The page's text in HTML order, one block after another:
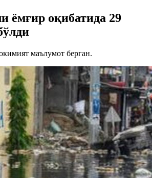
ёмғир оқибатида 29
маълумот берган.